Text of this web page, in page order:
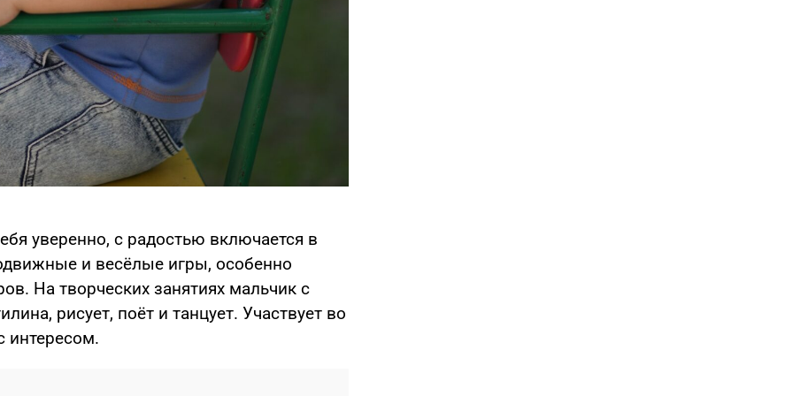
уверенно, с радостью включается в
и весёлые игры, особенно
На творческих занятиях мальчик с
рисует, поёт и танцует. Участвует во
интересом.